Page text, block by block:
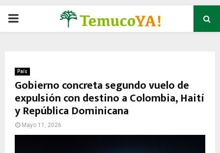
P
M
A
País
Gobierno concreta segundo vuelo de
expulsión con destino a Colombia, Haití
y República Dominicana
Mayo 11, 2026